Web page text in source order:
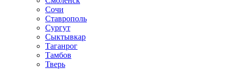
Сочи
Ставрополь
Сургут
Сыктывкар
Таганрог
Тамбов
Тверь